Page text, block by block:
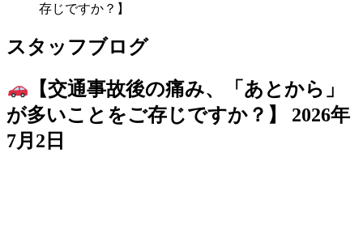
存じですか？】
スタッフブログ
【交通事故後の痛み、「あとから」
が多いことをご存じですか？】
2026年
7月2日